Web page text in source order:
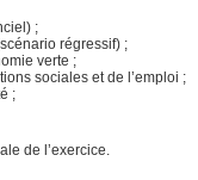
;
régressif) ;
verte ;
sociales et de l’emploi ;
;
de l’exercice.